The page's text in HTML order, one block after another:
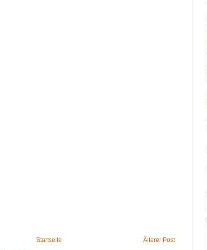
Älterer Post
Startseite